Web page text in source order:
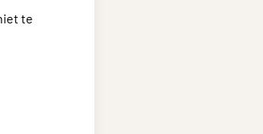
te